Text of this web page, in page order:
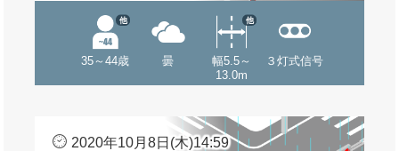
35～44歳
他
曇
幅5.5～
13.0m
他
３灯式信号
2020年10月8日(木)14:59